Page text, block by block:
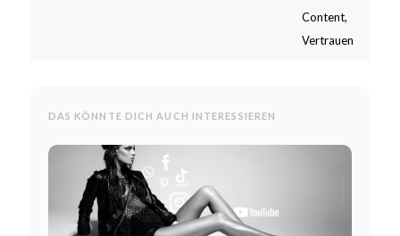
Content,
Vertrauen
DAS KÖNNTE DICH AUCH INTERESSIEREN